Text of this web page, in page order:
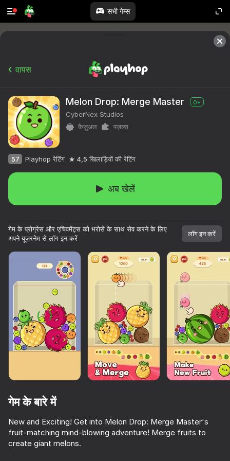
सभी गेम्स
वापस
Melon Drop: Merge Master 0+
CyberNex Studios
कैज़ुअल
पज़ल्स
57 Playhop रेटिंग 4,5 खिलाड़ियों की रेटिंग
अब खेलें
गेम के प्रोग्रेस और एचिवमेंट्स को भरोसे के साथ सेव करने के लिए
अपने यूज़रनेम से लॉग इन करें
लॉग इन करें
गेम के बारे में
New and Exciting! Get into Melon Drop: Merge Master's
fruit-matching mind-blowing adventure! Merge fruits to
create giant melons.